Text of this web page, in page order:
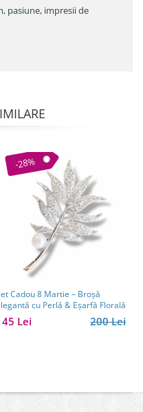
pasiune, impresii de
-28%
Cadou 8 Martie – Broșă
cu Perlă & Eșarfă Florală
200 Lei
Lei